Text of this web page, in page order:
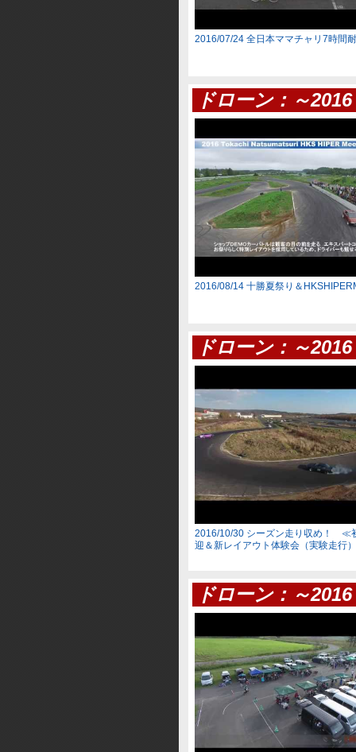
2016/07/24 全日本ママチャリ7時間
ドローン：～
2016/08/14 十勝夏祭り＆
ドローン：～
2016/10/30 シーズン走り収め！ ≪
迎＆新レイアウト体験会（実験走行
ドローン：～